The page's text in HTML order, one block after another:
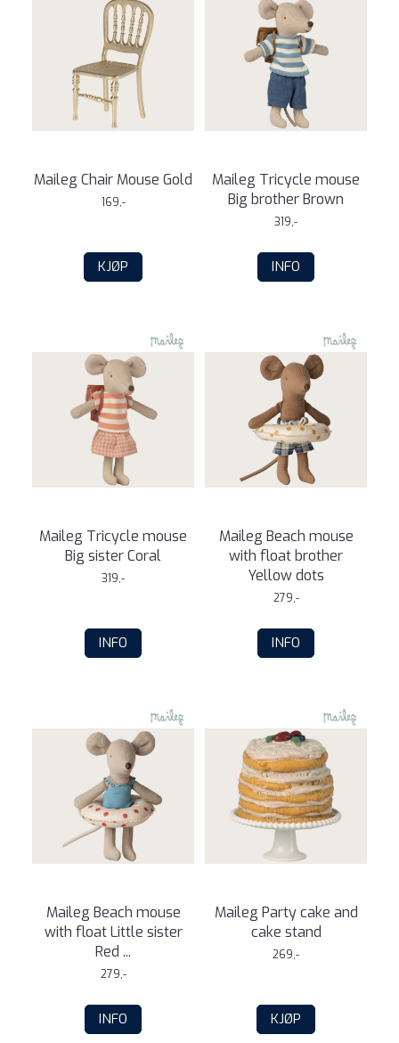
Maileg Chair Mouse Gold
169,-
KJØP
Maileg Tricycle mouse
Big brother Brown
319,-
INFO
Maileg Tricycle mouse
Big sister Coral
319,-
INFO
Maileg Beach mouse
with float brother
Yellow dots
279,-
INFO
Maileg Beach mouse
with float Little sister
Red ...
279,-
INFO
Maileg Party cake and
cake stand
269,-
KJØP